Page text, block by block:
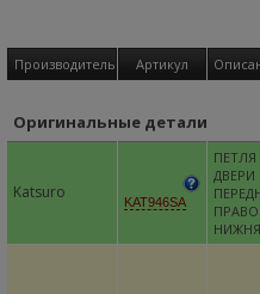
Производитель Артикул
Оригинальные детали
Katsuro KAT946SA
ПЕТЛЯ
ДВЕРИ